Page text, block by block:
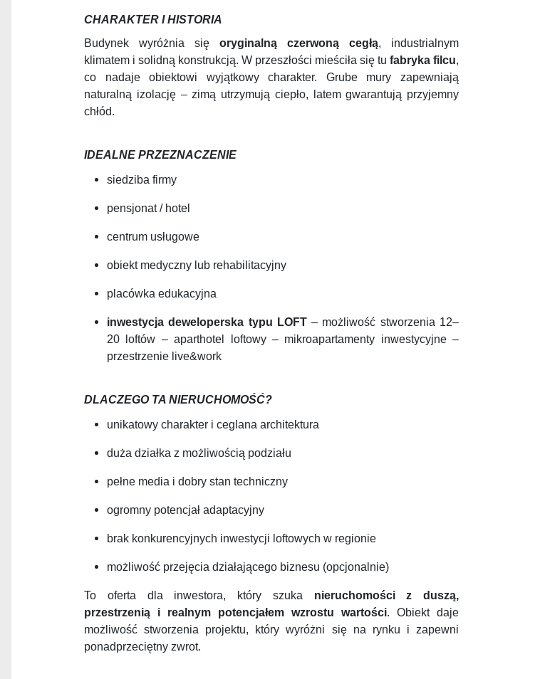
CHARAKTER I HISTORIA
Budynek wyróżnia się oryginalną czerwoną cegłą, industrialnym
klimatem i solidną konstrukcją. W przeszłości mieściła się tu fabryka filcu,
co nadaje obiektowi wyjątkowy charakter. Grube mury zapewniają
naturalną izolację – zimą utrzymują ciepło, latem gwarantują przyjemny
chłód.
IDEALNE PRZEZNACZENIE
siedziba firmy
pensjonat / hotel
centrum usługowe
obiekt medyczny lub rehabilitacyjny
placówka edukacyjna
inwestycja deweloperska typu LOFT– możliwość stworzenia 12–
20 loftów – aparthotel loftowy – mikroapartamenty inwestycyjne –
przestrzenie live&work
DLACZEGO TA NIERUCHOMOŚĆ?
unikatowy charakter i ceglana architektura
duża działka z możliwością podziału
pełne media i dobry stan techniczny
ogromny potencjał adaptacyjny
brak konkurencyjnych inwestycji loftowych w regionie
możliwość przejęcia działającego biznesu (opcjonalnie)
To oferta dla inwestora, który szuka nieruchomości z duszą,
przestrzenią i realnym potencjałem wzrostu wartości. Obiekt daje
możliwość stworzenia projektu, który wyróżni się na rynku i zapewni
ponadprzeciętny zwrot.